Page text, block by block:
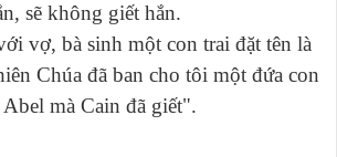
sẽ không giết hắn.
vợ, bà sinh một con trai đặt tên là
Chúa đã ban cho tôi một đứa con
mà Cain đã giết".